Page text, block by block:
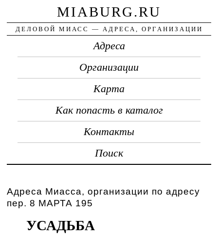
MIABURG.RU
ДЕЛОВОЙ МИАСС — АДРЕСА, ОРГАНИЗАЦИИ
Адреса
Организации
Карта
Как попасть в каталог
Контакты
Поиск
Адреса Миасса, организации по адресу
пер. 8 МАРТА 195
УСАДЬБА